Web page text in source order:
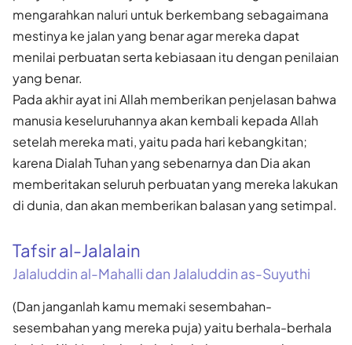
mengarahkan naluri untuk berkembang sebagaimana
mestinya ke jalan yang benar agar mereka dapat
menilai perbuatan serta kebiasaan itu dengan penilaian
yang benar.
Pada akhir ayat ini Allah memberikan penjelasan bahwa
manusia keseluruhannya akan kembali kepada Allah
setelah mereka mati, yaitu pada hari kebangkitan;
karena Dialah Tuhan yang sebenarnya dan Dia akan
memberitakan seluruh perbuatan yang mereka lakukan
di dunia, dan akan memberikan balasan yang setimpal.
Tafsir al-Jalalain
Jalaluddin al-Mahalli dan Jalaluddin as-Suyuthi
(Dan janganlah kamu memaki sesembahan-
sesembahan yang mereka puja) yaitu berhala-berhala